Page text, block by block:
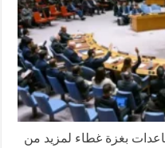
بغزة غطاء لمزيد من